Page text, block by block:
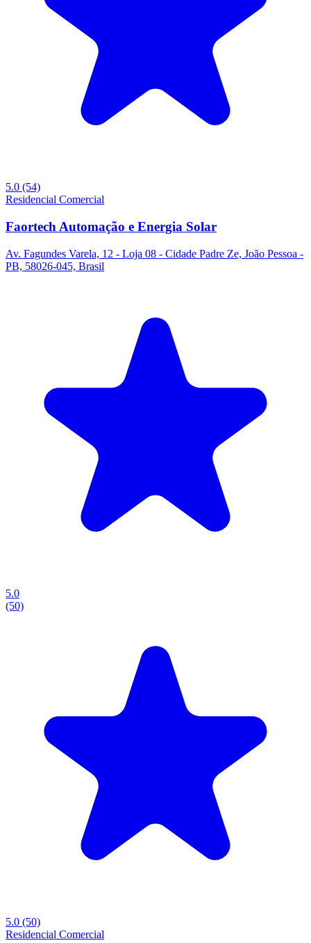
5.0 (54)
Residencial Comercial
Faortech Automação e Energia Solar
Av. Fagundes Varela, 12 - Loja 08 - Cidade Padre Ze, João Pessoa -
PB, 58026-045, Brasil
5.0
(50)
5.0 (50)
Residencial Comercial